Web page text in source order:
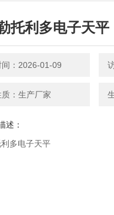
托利多电子天平
间：2026-01-09
质：生产厂家
述：
多电子天平